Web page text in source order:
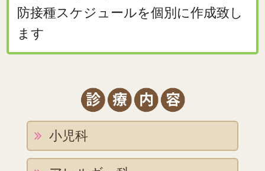
防接種スケジュールを個別に作成致し
ます
小児科